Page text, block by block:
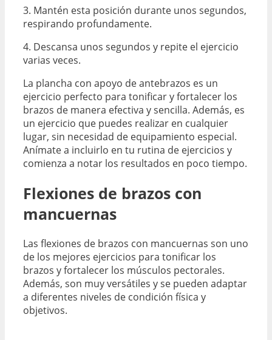
3. Mantén esta posición durante unos segundos,
respirando profundamente.
4. Descansa unos segundos y repite el ejercicio
varias veces.
La plancha con apoyo de antebrazos es un
ejercicio perfecto para tonificar y fortalecer los
brazos de manera efectiva y sencilla. Además, es
un ejercicio que puedes realizar en cualquier
lugar, sin necesidad de equipamiento especial.
Anímate a incluirlo en tu rutina de ejercicios y
comienza a notar los resultados en poco tiempo.
Flexiones de brazos con
mancuernas
Las flexiones de brazos con mancuernas son uno
de los mejores ejercicios para tonificar los
brazos y fortalecer los músculos pectorales.
Además, son muy versátiles y se pueden adaptar
a diferentes niveles de condición física y
objetivos.